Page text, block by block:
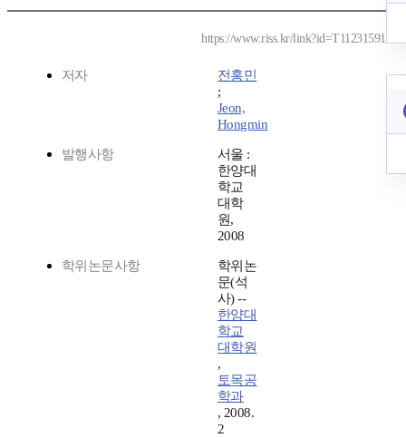
https://www.riss.kr/link?id=T11231591
저자
전홍민
;
Jeon,
Hongmin
발행사항
서울 :
한양대
학교
대학
원,
2008
학위논문사항
학위논
문(석
사) --
한양대
학교
대학원
,
토목공
학과
, 2008.
2